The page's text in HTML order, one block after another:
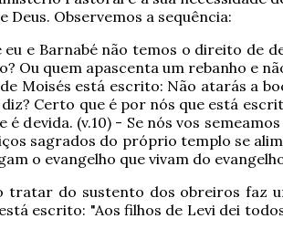
Deus. Observemos a sequência:
e Barnabé não temos o direito de
Ou quem apascenta um rebanho e
Moisés está escrito: Não atarás a
Certo que é por nós que está
devida. (v.10) - Se nós vos
sagrados do próprio templo se
o evangelho que vivam do
tratar do sustento dos obreiros faz
escrito: "Aos filhos de Levi dei